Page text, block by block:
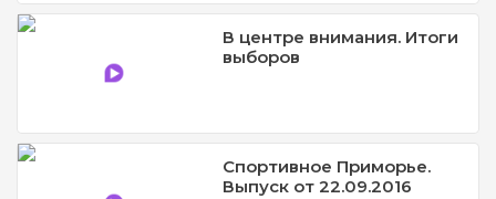
В центре внимания. Итоги
выборов
Спортивное Приморье.
Выпуск от 22.09.2016